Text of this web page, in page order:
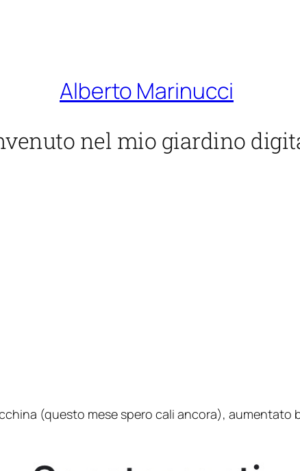
Alberto Marinucci
nel mio giardino
(questo mese spero cali ancora), aumentato